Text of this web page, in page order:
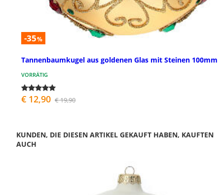
-35%
Tannenbaumkugel aus goldenen Glas mit Steinen 100mm
VORRÄTIG
€ 12,90 € 19,90
KUNDEN, DIE DIESEN ARTIKEL GEKAUFT HABEN, KAUFTEN
AUCH